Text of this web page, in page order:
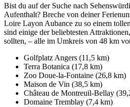
Bist du auf der Suche nach
Aufenthalt? Breche von deiner
Loire Layon Aubance zu so einem
sind einige der beliebtesten
sollten, – alle im Umkreis von 48 km
Golfplatz Angers (11,5 km)
Terra Botanica (17,8 km)
Zoo Doue-la-Fontaine (26,8 km)
Maison de Vin (38,5 km)
Château de Montreuil-Bellay
Domaine Tremblay (7,4 km)